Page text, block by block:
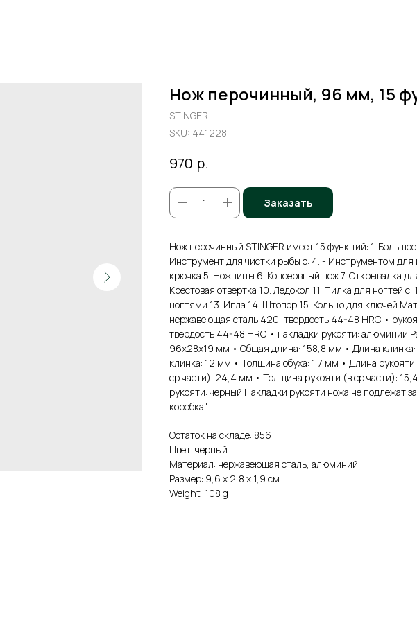
Нож перочинный, 96 мм, 15
STINGER
SKU: 441228
970 р.
Заказать
Нож перочинный STINGER имеет 15 функций: 1.
Инструмент для чистки рыбы с: 4. - Инструментом для
крючка 5. Ножницы 6. Консервный нож 7. Открывалка
Крестовая отвертка 10. Ледокол 11. Пилка для ногтей
ногтями 13. Игла 14. Штопор 15. Кольцо для ключей
нержавеющая сталь 420, твердость 44-48 HRC •
твердость 44-48 HRC • накладки рукояти: алюминий
96х28х19 мм • Общая длина: 158,8 мм • Длина
клинка: 12 мм • Толщина обуха: 1,7 мм • Длина
ср.части): 24,4 мм • Толщина рукояти (в ср.части):
рукояти: черный Накладки рукояти ножа не подлежат
коробка"
Остаток на складе: 856
Цвет: черный
Материал: нержавеющая сталь, алюминий
Размер: 9,6 х 2,8 х 1,9 см
Weight: 108 g